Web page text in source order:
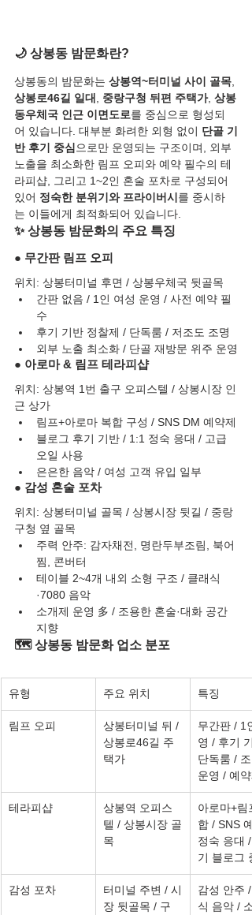
🌙 상봉동 밤문화란?
상봉동의 밤문화는 상봉역~터미널 사이 골목,
상봉로46길 일대 , 중랑구청 뒤편 주택가, 상봉
동우체국 인근 이면도로를 중심으로 형성되
어 있습니다. 대부분 화려한 외형 없이 단골 기
반 후기 중심으로만 운영되는 구조이며, 외부
노출을 최소화한 림프 오피와 예약 필수의 테
라피샵, 그리고 1~2인 혼술 포차로 구성되어
있어 정숙한 분위기와 프라이버시 를 중시하
는 이들에게 최적화되어 있습니다.
✨ 상봉동 밤문화의 주요 특징
● 무간판 림프 오피
위치: 상봉터미널 후면 / 상봉우체국 뒷골목
간판 없음 / 1인 여성 운영 / 사전 예약 필
수
후기 기반 정찰제 / 단독룸 / 저조도 조명
외부 노출 최소화 / 단골 재방문 위주 운영
● 아로마 & 림프 테라피샵
위치: 상봉역 1번 출구 오피스텔 / 상봉시장 인
근 상가
림프+아로마 복합 구성 / SNS DM 예약제
블로그 후기 기반 / 1:1 정숙 응대 / 고급
오일 사용
은은한 음악 / 여성 고객 유입 일부
● 감성 혼술 포차
위치: 상봉터미널 골목 / 상봉시장 뒷길 / 중랑
구청 옆 골목
주력 안주: 감자채전, 명란두부조림, 북어
찜, 콘버터
테이블 2~4개 내외 소형 구조 / 클래식
·7080 음악
소개제 운영 多 / 조용한 혼술·대화 공간
지향
🗺️ 상봉동 밤문화 업소 분포
유형 주요 위치 특징
림프 오피
상봉터미널 뒤 /
상봉로46길 주
택가
무간판 / 1
영 / 후기
단독룸 / 조
운영 / 예약
테라피샵
상봉역 오피스
텔 / 상봉시장 골
목
아로마+림
합 / SNS
정숙 응대 /
기 블로그
감성 포차
터미널 주변 / 시
장 뒷골목 / 구
감성 안주 /
식 음악 /